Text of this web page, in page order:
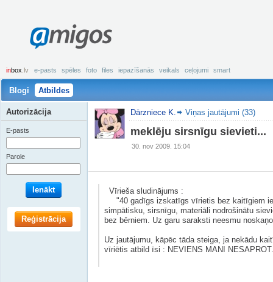
amigos
inbox .lv e-pasts spēles foto files iepazīšanās veikals ceļojumi smart
Blogi Atbildes
Dārzniece K. Viņas jautājumi (33)
meklēju sirsnīgu sievieti...
30. nov 2009. 15:04
Vīrieša sludinājums :
"40 gadīgs izskatīgs vīrietis bez kaitīgiem
simpātisku, sirsnīgu, materiāli nodrošinātu
bez bērniem. Uz garu saraksti neesmu
Uz jautājumu, kāpēc tāda steiga, ja nekādu
vīriētis atbild īsi : NEVIENS MANI
Autorizācija
E-pasts
Parole
Ienākt
Reģistrācija